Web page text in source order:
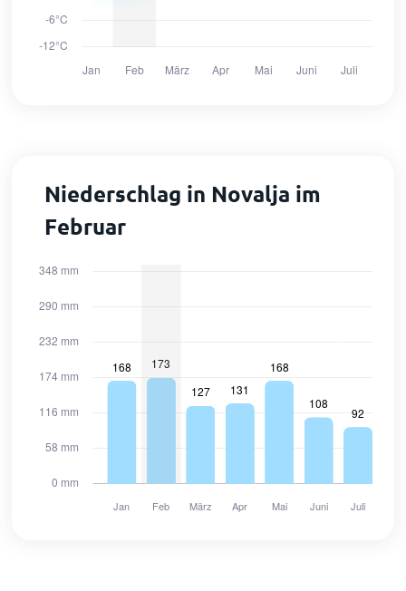
Niederschlag in Novalja im
Februar